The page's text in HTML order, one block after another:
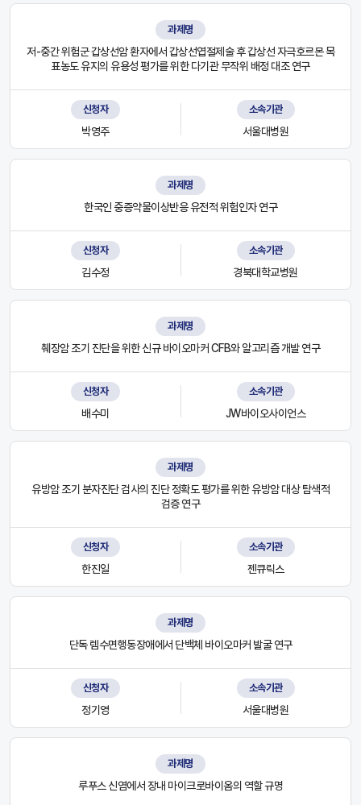
과제명
저-중간 위험군 갑상선암 환자에서 갑상선엽절제술 후 갑상선 자극호르몬 목
표농도 유지의 유용성 평가를 위한 다기관 무작위 배정 대조 연구
신청자
박영주
소속기관
서울대병원
과제명
한국인 중증약물이상반응 유전적 위험인자 연구
신청자
김수정
소속기관
경북대학교병원
과제명
췌장암 조기 진단을 위한 신규 바이오마커 CFB와 알고리즘 개발 연구
신청자
배수미
소속기관
JW바이오사이언스
과제명
유방암 조기 분자진단 검사의 진단 정확도 평가를 위한 유방암 대상 탐색적
검증 연구
신청자
한진일
소속기관
젠큐릭스
과제명
단독 렘수면행동장애에서 단백체 바이오마커 발굴 연구
신청자
정기영
소속기관
서울대병원
과제명
루푸스 신염에서 장내 마이크로바이옴의 역할 규명